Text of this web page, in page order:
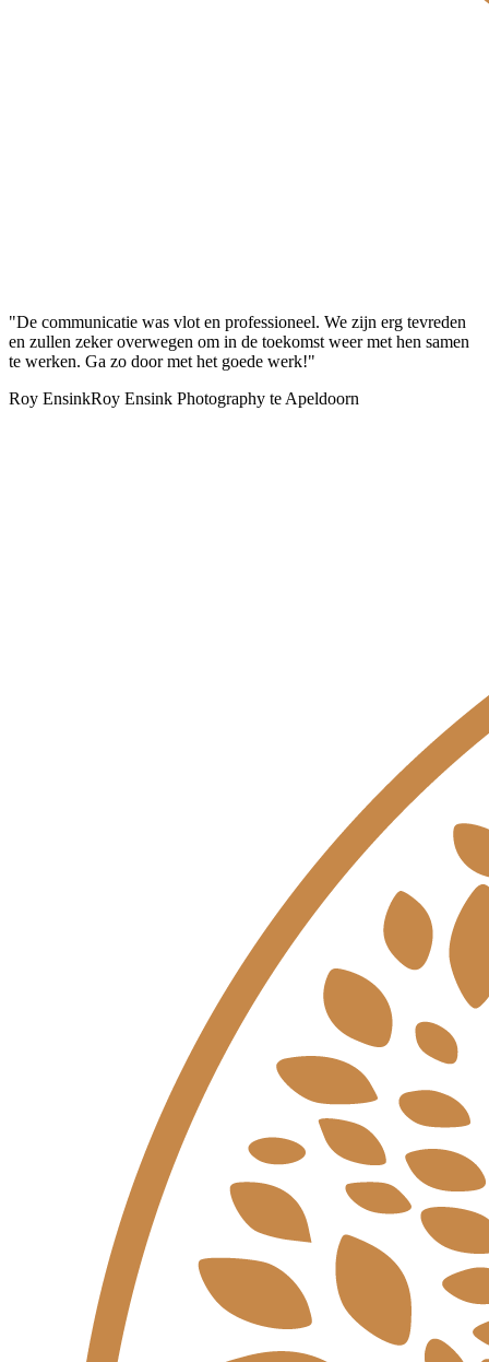
"De communicatie was vlot en professioneel. We zijn erg tevreden
en zullen zeker overwegen om in de toekomst weer met hen samen
te werken. Ga zo door met het goede werk!"
Roy EnsinkRoy Ensink Photography te Apeldoorn